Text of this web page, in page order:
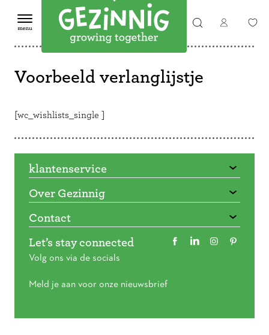
Voorbeeld verlanglijstje
[wc_wishlists_single ]
klantenservice
Over Gezinnig
Contact
Let’s stay connected
Volg ons via de socials
Meld je aan voor onze nieuwsbrief